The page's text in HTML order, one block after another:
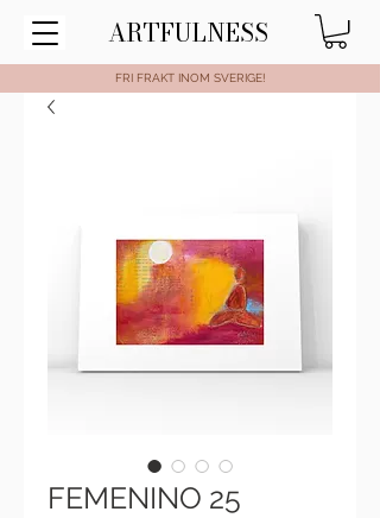
ARTFULNESS
FRI FRAKT INOM SVERIGE!
FEMENINO 25